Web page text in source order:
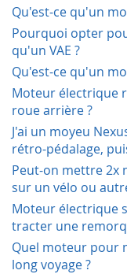
Qu'est-ce qu'un
Pourquoi opter
qu'un VAE ?
Qu'est-ce qu'un
Moteur électrique
roue arrière ?
J'ai un moyeu
rétro-pédalage,
Peut-on mettre 2x
sur un vélo ou
Moteur électrique
tracter une
Quel moteur pour
long voyage ?